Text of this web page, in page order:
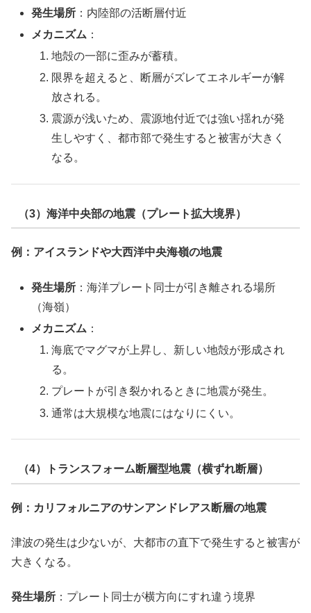
発生場所 ：内陸部の活断層付近
メカニズム ：
地殻の一部に歪みが蓄積。
限界を超えると、断層がズレてエネルギーが解
放される。
震源が浅いため、震源地付近では強い揺れが発
生しやすく、都市部で発生すると被害が大きく
なる。
（3）海洋中央部の地震（プレート拡大境界）
例：アイスランドや大西洋中央海嶺の地震
発生場所 ：海洋プレート同士が引き離される場所
（海嶺）
メカニズム ：
海底でマグマが上昇し、新しい地殻が形成され
る。
プレートが引き裂かれるときに地震が発生。
通常は大規模な地震にはなりにくい。
（4）トランスフォーム断層型地震（横ずれ断層）
例：カリフォルニアのサンアンドレアス断層の地震
津波の発生は少ないが、大都市の直下で発生すると被害が
大きくなる。
発生場所 ：プレート同士が横方向にすれ違う境界